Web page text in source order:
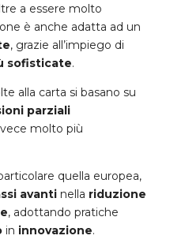
a essere molto
è anche adatta ad un
, grazie all’impiego di
sofisticate.
alla carta si basano su
parziali
molto più
quella europea,
avantinella riduzione
, adottando pratiche
in innovazione.